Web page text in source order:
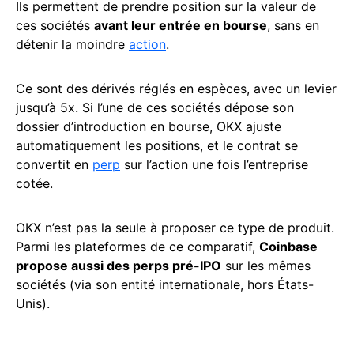
Ils permettent de prendre position sur la valeur de
ces sociétés avant leur entrée en bourse, sans en
détenir la moindre action.
Ce sont des dérivés réglés en espèces, avec un levier
jusqu’à 5x. Si l’une de ces sociétés dépose son
dossier d’introduction en bourse, OKX ajuste
automatiquement les positions, et le contrat se
convertit en perp sur l’action une fois l’entreprise
cotée.
OKX n’est pas la seule à proposer ce type de produit.
Parmi les plateformes de ce comparatif, Coinbase
propose aussi des perps pré-IPO sur les mêmes
sociétés (via son entité internationale, hors États-
Unis).